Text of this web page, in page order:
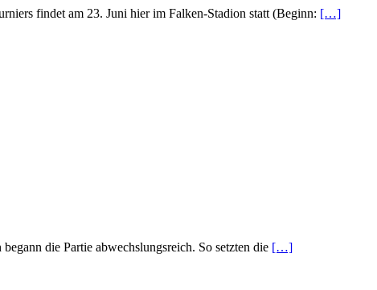
findet am 23. Juni hier im Falken-Stadion statt (Beginn: […]
die Partie abwechslungsreich. So setzten die […]